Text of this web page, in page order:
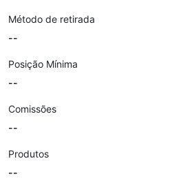
Método de retirada
--
Posição Mínima
--
Comissões
--
Produtos
--